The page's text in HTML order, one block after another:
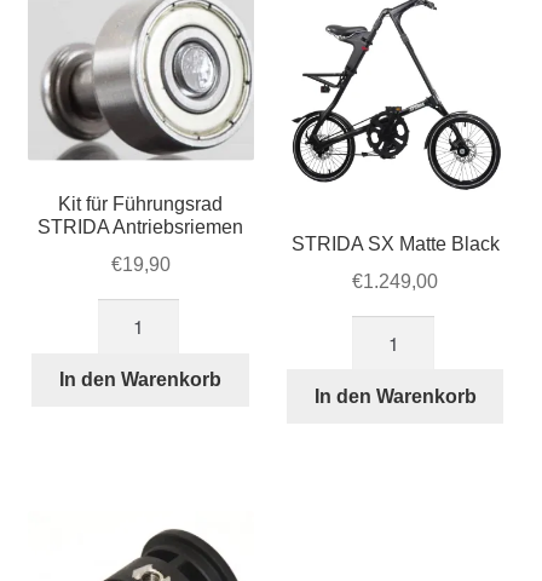
Produktseite
gewählt
werden
Kit für Führungsrad
STRIDA Antriebsriemen
€19,90
Führungsrad
In den Warenkorb
STRIDA SX Matte Black
€1.249,00
Matte
In den Warenkorb